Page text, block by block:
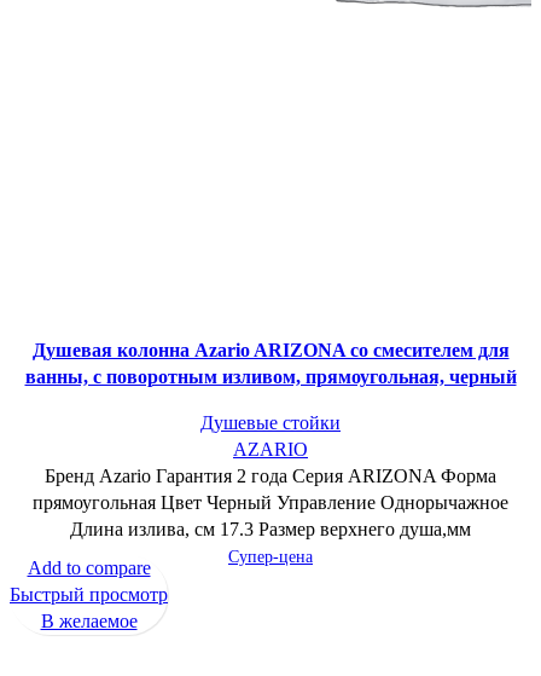
Душевая колонна Azario ARIZONA со смесителем для
ванны, с поворотным изливом, прямоугольная, черный
Душевые стойки
AZARIO
Бренд Azario Гарантия 2 года Серия ARIZONA Форма
прямоугольная Цвет Черный Управление Однорычажное
Длина излива, см 17.3 Размер верхнего душа,мм
Супер-цена
Add to compare
Быстрый просмотр
В желаемое